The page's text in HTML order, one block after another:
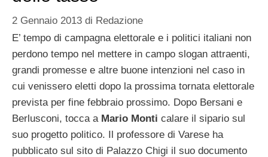
2 Gennaio 2013 di Redazione
E’ tempo di campagna elettorale e i politici italiani non
perdono tempo nel mettere in campo slogan attraenti,
grandi promesse e altre buone intenzioni nel caso in
cui venissero eletti dopo la prossima tornata elettorale
prevista per fine febbraio prossimo. Dopo Bersani e
Berlusconi, tocca a Mario Monti calare il sipario sul
suo progetto politico. Il professore di Varese ha
pubblicato sul sito di Palazzo Chigi il suo documento